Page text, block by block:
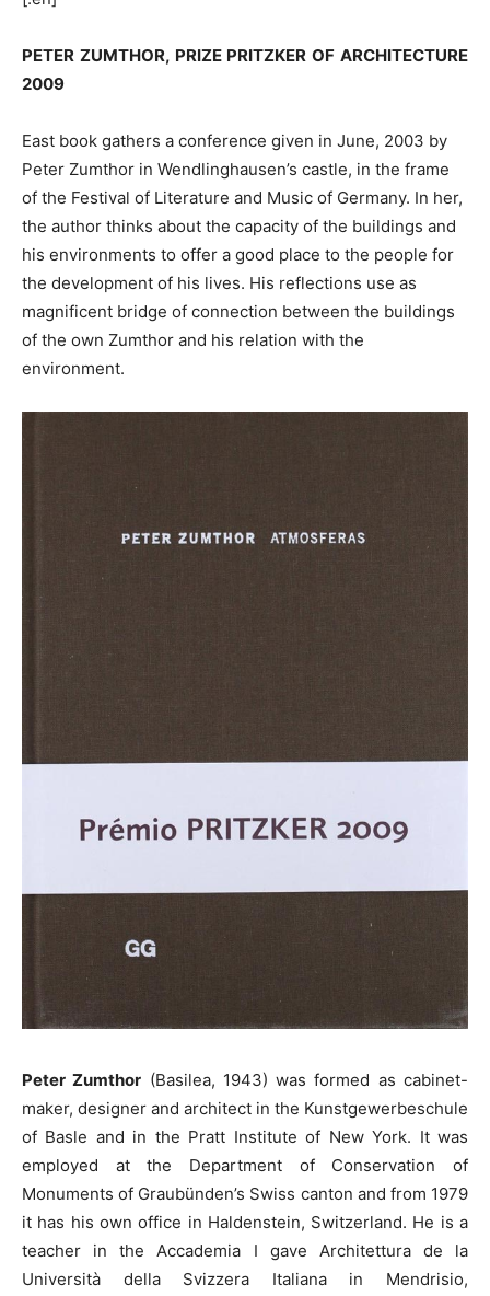
PETER ZUMTHOR, PRIZE PRITZKER OF ARCHITECTURE
2009
East book gathers a conference given in June, 2003 by
Peter Zumthor in Wendlinghausen’s castle, in the frame
of the Festival of Literature and Music of Germany. In her,
the author thinks about the capacity of the buildings and
his environments to offer a good place to the people for
the development of his lives. His reflections use as
magnificent bridge of connection between the buildings
of the own Zumthor and his relation with the
environment.
Peter Zumthor (Basilea, 1943) was formed as cabinet-
maker, designer and architect in the Kunstgewerbeschule
of Basle and in the Pratt Institute of New York. It was
employed at the Department of Conservation of
Monuments of Graubünden’s Swiss canton and from 1979
it has his own office in Haldenstein, Switzerland. He is a
teacher in the Accademia I gave Architettura de la
Università della Svizzera Italiana in Mendrisio,